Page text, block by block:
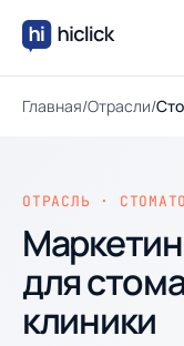
Главная/Отрасли/
ОТРАСЛЬ ·
для
клиники